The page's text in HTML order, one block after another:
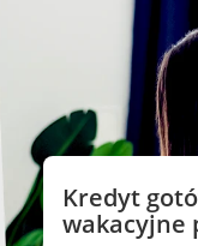
Kredyt
wakacyjne